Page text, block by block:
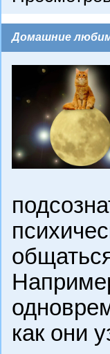
Домашние
как они